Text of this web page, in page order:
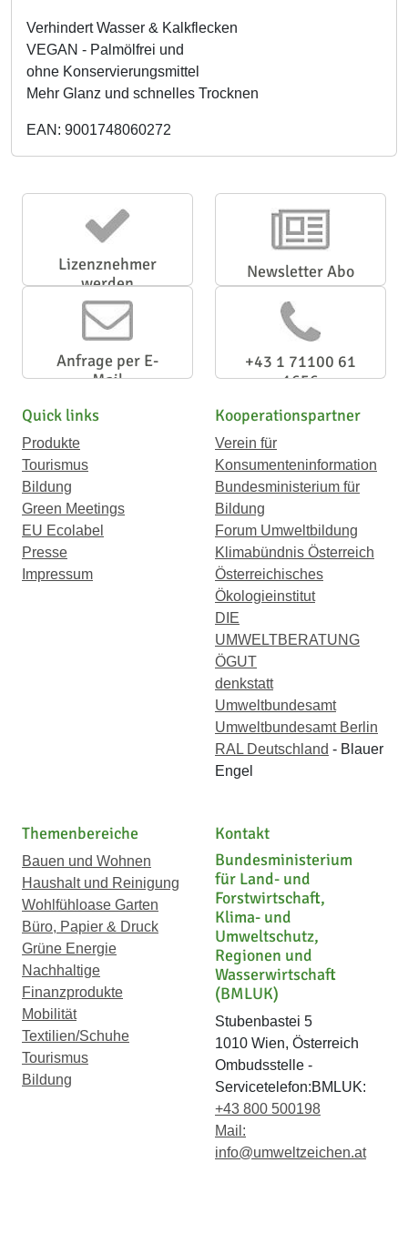
Verhindert Wasser & Kalkflecken
VEGAN - Palmölfrei und
ohne Konservierungsmittel
Mehr Glanz und schnelles Trocknen
EAN: 9001748060272
Lizenznehmer
werden
Newsletter Abo
Anfrage per E-
Mail
+43 1 71100 61
1656
Quick links
Produkte
Tourismus
Bildung
Green Meetings
EU Ecolabel
Presse
Impressum
Kooperationspartner
Verein für
Konsumenteninformation
Bundesministerium für
Bildung
Forum Umweltbildung
Klimabündnis Österreich
Österreichisches
Ökologieinstitut
DIE
UMWELTBERATUNG
ÖGUT
denkstatt
Umweltbundesamt
Umweltbundesamt Berlin
RAL Deutschland - Blauer
Engel
Themenbereiche
Bauen und Wohnen
Haushalt und Reinigung
Wohlfühloase Garten
Büro, Papier & Druck
Grüne Energie
Nachhaltige
Finanzprodukte
Mobilität
Textilien/Schuhe
Tourismus
Bildung
Kontakt
Bundesministerium
für Land- und
Forstwirtschaft,
Klima- und
Umweltschutz,
Regionen und
Wasserwirtschaft
(BMLUK)
Stubenbastei 5
1010 Wien, Österreich
Ombudsstelle -
Servicetelefon:BMLUK:
+43 800 500198
Mail:
info@umweltzeichen.at